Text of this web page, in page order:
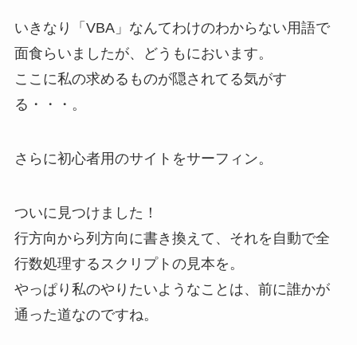
いきなり「VBA」なんてわけのわからない用語で
面食らいましたが、どうもにおいます。
ここに私の求めるものが隠されてる気がす
る・・・。
さらに初心者用のサイトをサーフィン。
ついに見つけました！
行方向から列方向に書き換えて、それを自動で全
行数処理するスクリプトの見本を。
やっぱり私のやりたいようなことは、前に誰かが
通った道なのですね。